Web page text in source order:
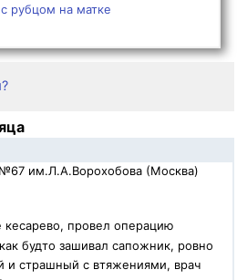
рубцом на матке
им.Л.А.Ворохобова (Москва)
кесарево, провел операцию
будто зашивал сапожник, ровно
и страшный с втяжениями, врач